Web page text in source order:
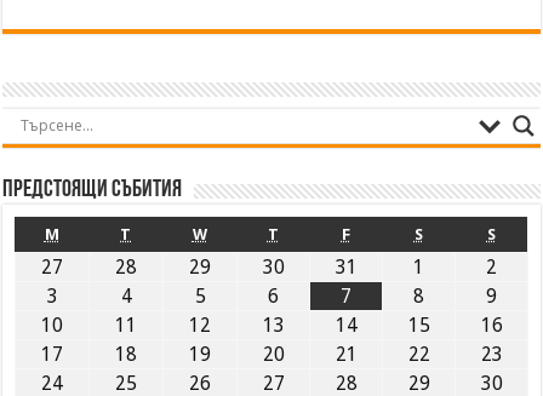
Предстоящи събития
M T W T F S S
27 28 29 30 31 1
2
3
4 5 6 7 8
9
10
11 12 13 14 15
16
17
18 19 20 21 22
23
24
25 26 27 28 29
30